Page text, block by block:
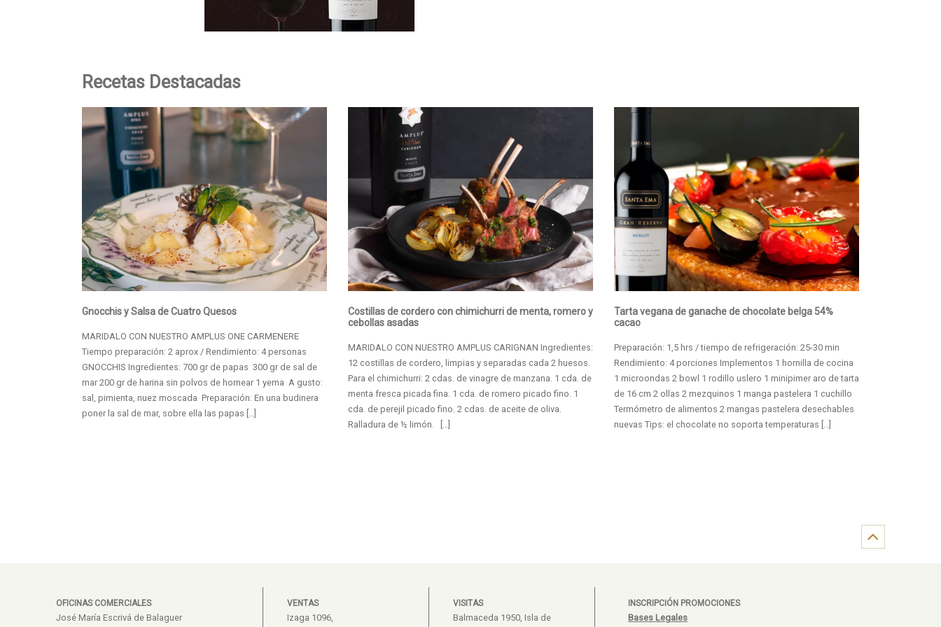
Recetas Destacadas
Gnocchis y Salsa de Cuatro Quesos
MARIDALO CON NUESTRO AMPLUS ONE CARMENERE
Tiempo preparación: 2 aprox / Rendimiento: 4 personas
GNOCCHIS Ingredientes: 700 gr de papas 300 gr de sal de
mar 200 gr de harina sin polvos de hornear 1 yema A gusto:
sal, pimienta, nuez moscada Preparación: En una budinera
poner la sal de mar, sobre ella las papas […]
Costillas de cordero con chimichurri de menta, romero y
cebollas asadas
MARIDALO CON NUESTRO AMPLUS CARIGNAN Ingredientes:
12 costillas de cordero, limpias y separadas cada 2 huesos.
Para el chimichurri: 2 cdas. de vinagre de manzana. 1 cda. de
menta fresca picada fina. 1 cda. de romero picado fino. 1
cda. de perejil picado fino. 2 cdas. de aceite de oliva.
Ralladura de ½ limón. […]
Tarta vegana de ganache de chocolate belga 54%
cacao
Preparación: 1,5 hrs / tiempo de refrigeración: 25-30 min
Rendimiento: 4 porciones Implementos 1 hornilla de cocina
1 microondas 2 bowl 1 rodillo uslero 1 minipimer aro de tarta
de 16 cm 2 ollas 2 mezquinos 1 manga pastelera 1 cuchillo
Termómetro de alimentos 2 mangas pastelera desechables
nuevas Tips: el chocolate no soporta temperaturas […]
OFICINAS COMERCIALES
José María Escrivá de Balaguer
VENTAS
Izaga 1096,
VISITAS
Balmaceda 1950, Isla de
INSCRIPCIÓN PROMOCIONES
Bases Legales